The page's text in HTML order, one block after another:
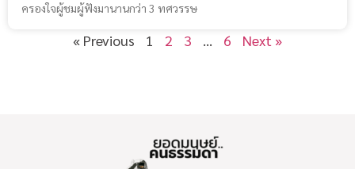
ครองใจผู้ชมผู้ฟังมานานกว่า 3 ทศวรรษ
« Previous 1 2 3 … 6 Next »